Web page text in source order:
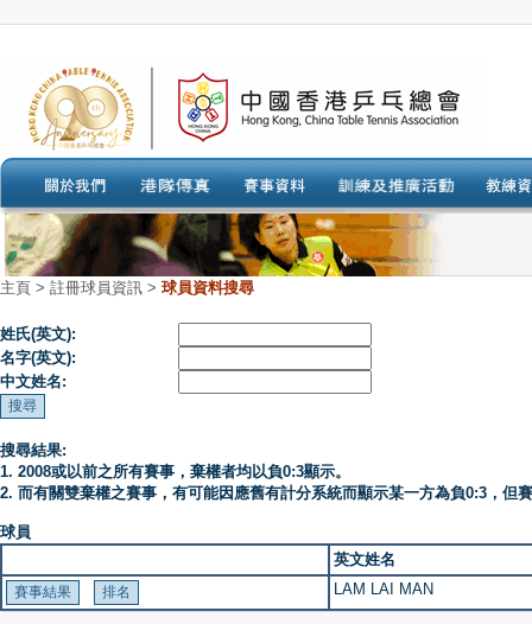
主頁 > 註冊球員資訊 > 球員資料搜尋
姓氏(英文):
名字(英文):
中文姓名:
搜尋結果:
1. 2008或以前之所有賽事，棄權者均以負0:3顯示。
2. 而有關雙棄權之賽事，有可能因應舊有計分系統而顯示某一方為負0:3，但
球員
英文姓名
LAM LAI MAN